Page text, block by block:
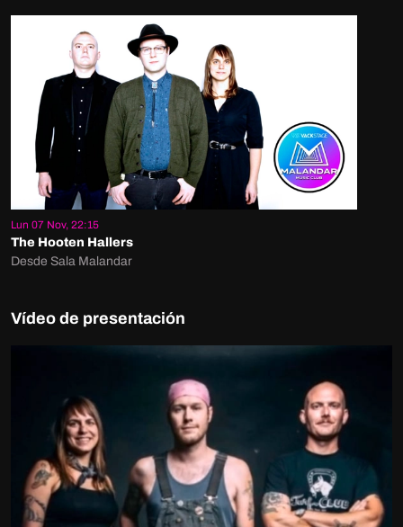
Lun 07 Nov, 22:15
The Hooten Hallers
Desde Sala Malandar
Vídeo de presentación